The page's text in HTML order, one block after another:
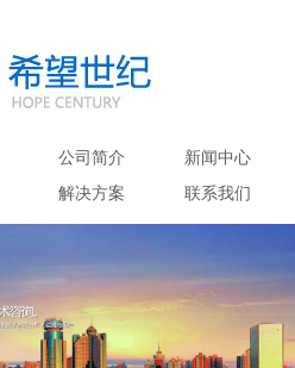
公司简介
新闻中心
解决方案 联系我们